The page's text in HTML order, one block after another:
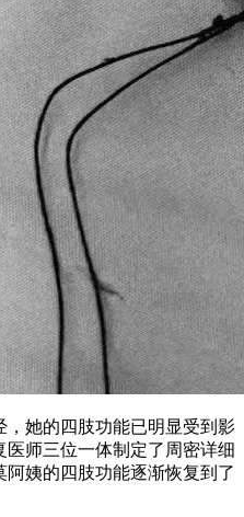
她的四肢功能已明显受到影
师三位一体制定了周密详细
姨的四肢功能逐渐恢复到了